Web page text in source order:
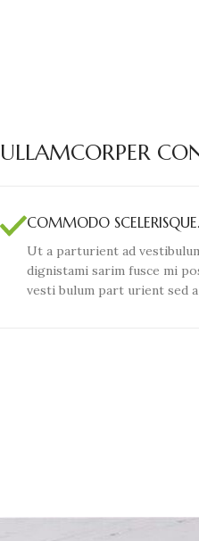
ULLAMCORPER
COMMODO SCELERISQUE.
Ut a parturient ad
dignistami sarim fusce mi
vesti bulum part urient sed